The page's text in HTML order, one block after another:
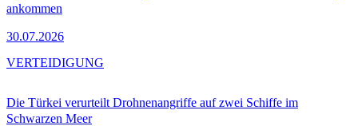
ankommen
30.07.2026
Die Türkei verurteilt Drohnenangriffe auf zwei Schiffe im
Schwarzen Meer
VERTEIDIGUNG